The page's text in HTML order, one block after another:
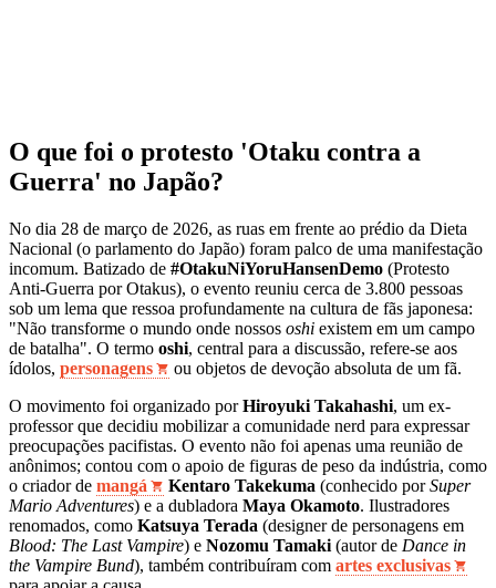
O que foi o protesto 'Otaku contra a
Guerra' no Japão?
No dia 28 de março de 2026, as ruas em frente ao prédio da Dieta
Nacional (o parlamento do Japão) foram palco de uma manifestação
incomum. Batizado de #OtakuNiYoruHansenDemo (Protesto
Anti-Guerra por Otakus), o evento reuniu cerca de 3.800 pessoas
sob um lema que ressoa profundamente na cultura de fãs japonesa:
"Não transforme o mundo onde nossos oshi existem em um campo
de batalha". O termo oshi, central para a discussão, refere-se aos
ídolos, personagens
ou objetos de devoção absoluta de um fã.
O movimento foi organizado porHiroyuki Takahashi, um ex-
professor que decidiu mobilizar a comunidade nerd para expressar
preocupações pacifistas. O evento não foi apenas uma reunião de
anônimos; contou com o apoio de figuras de peso da indústria, como
o criador de mangá Kentaro Takekuma (conhecido porSuper
Mario Adventures) e a dubladora Maya Okamoto. Ilustradores
renomados, como Katsuya Terada (designer de personagens em
Blood: The Last Vampire) e Nozomu Tamaki (autor de Dance in
the Vampire Bund), também contribuíram com artes exclusivas